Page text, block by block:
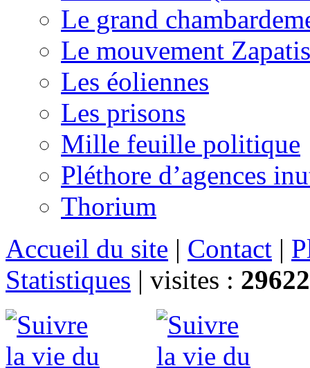
Le grand
Le mouvement
Les éoliennes
Les prisons
Mille feuille politique
Pléthore d’agences
Thorium
Accueil du site | Contact |
Statistiques | visites :